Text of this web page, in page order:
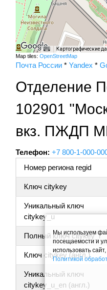
Картографические
Map tiles: OpenStreetMap
Почта России * Yandex *
Отделение
102901
вкз. ПЖДП
Телефон: +7 800-1-000-
Номер региона regid
Ключ citykey
Уникальный ключ
citykey_u
Полный ключ citykey_f
Ключ citykey (англ.)
Уникальный ключ
citykey_u_en (англ.)
Мы используем
посещаемости и
использовать
Политикой